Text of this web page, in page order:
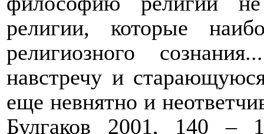
религии, которые
религиозного
навстречу и
еще невнятно и
Булгаков 2001, 140 –